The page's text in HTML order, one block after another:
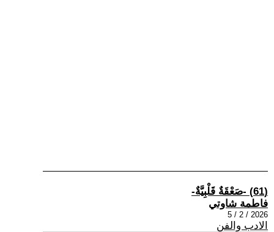
(61) -صَعْقَةٌ قَلْبِيَّةٌ-
فاطمة شاوتي
2026 / 2 / 5
الادب والفن